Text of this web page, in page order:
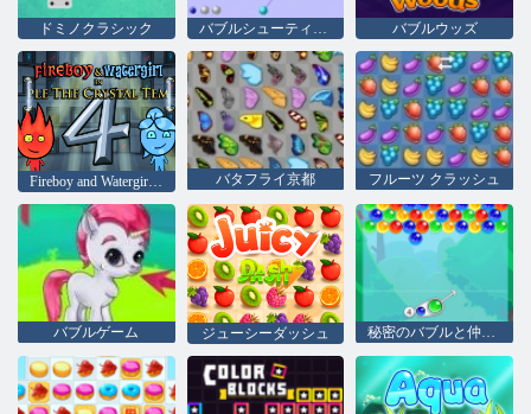
ドミノクラシック バブルシューティングhtml5 バブルウッズ
バタフライ京都 フルーツ クラッシュ
バブルゲーム ジューシーダッシュ 秘密のバブルと仲間たち